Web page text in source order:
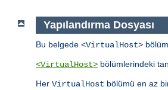
Yapılandırma Dosyası
Bu belgede <VirtualHost>
<VirtualHost> bölümlerindeki
Her VirtualHost bölümü en az